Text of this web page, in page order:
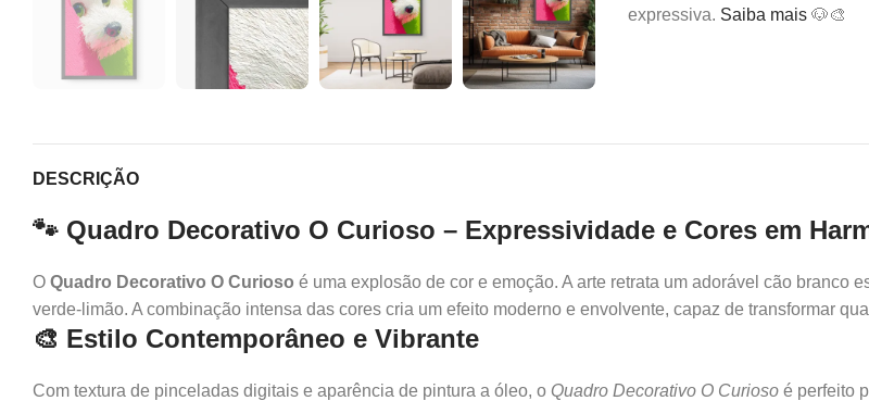
expressiva. Saiba mais🐶🎨
DESCRIÇÃO
🐾 Quadro Decorativo O Curioso – Expressividade e Cores em
O Quadro Decorativo O Curioso é uma explosão de cor e emoção. A arte retrata um adorável cão branco
verde-limão. A combinação intensa das cores cria um efeito moderno e envolvente, capaz de transformar
🎨 Estilo Contemporâneo e Vibrante
Com textura de pinceladas digitais e aparência de pintura a óleo, o Quadro Decorativo O Curioso é perfeito